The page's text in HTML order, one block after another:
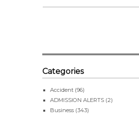
Categories
Accident (96)
ADMISSION ALERTS (2)
Business (343)